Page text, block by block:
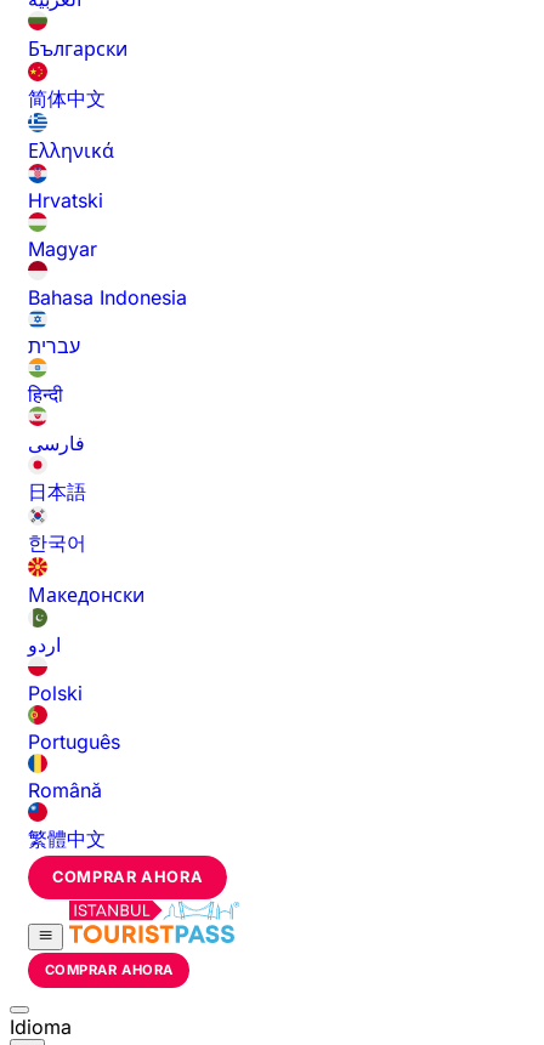
Български
简体中文
Ελληνικά
Hrvatski
Magyar
Bahasa Indonesia
עברית
हिन्दी
فارسی
日本語
한국어
Македонски
اردو
Polski
Português
Română
繁體中文
COMPRAR AHORA
COMPRAR AHORA
Idioma